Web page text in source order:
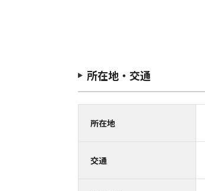
所在地・交通
所在地
交通